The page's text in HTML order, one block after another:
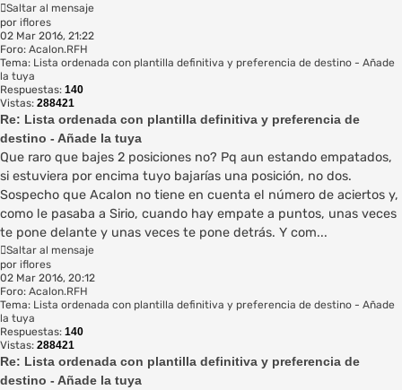
Saltar al mensaje
por iflores
02 Mar 2016, 21:22
Foro: Acalon.RFH
Tema: Lista ordenada con plantilla definitiva y preferencia de destino - Añade
la tuya
Respuestas: 140
Vistas: 288421
Re: Lista ordenada con plantilla definitiva y preferencia de
destino - Añade la tuya
Que raro que bajes 2 posiciones no? Pq aun estando empatados,
si estuviera por encima tuyo bajarías una posición, no dos.
Sospecho que Acalon no tiene en cuenta el número de aciertos y,
como le pasaba a Sirio, cuando hay empate a puntos, unas veces
te pone delante y unas veces te pone detrás. Y com...
Saltar al mensaje
por iflores
02 Mar 2016, 20:12
Foro: Acalon.RFH
Tema: Lista ordenada con plantilla definitiva y preferencia de destino - Añade
la tuya
Respuestas: 140
Vistas: 288421
Re: Lista ordenada con plantilla definitiva y preferencia de
destino - Añade la tuya